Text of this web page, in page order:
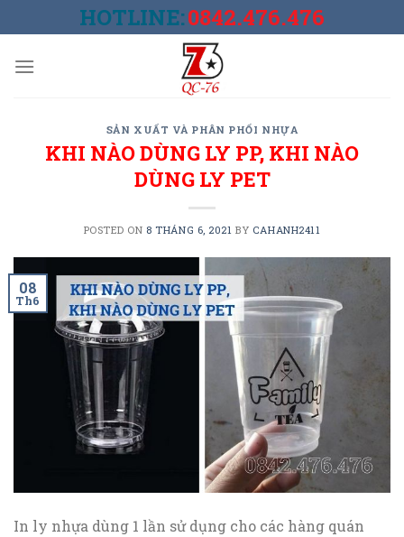
to
HOTLINE:0842.476.476
SẢN XUẤT VÀ PHÂN PHỐI NHỰA
KHI NÀO DÙNG LY PP, KHI NÀO
DÙNG LY PET
POSTED ON 8 THÁNG 6, 2021 BY CAHANH2411
08
Th6
In ly nhựa dùng 1 lần sử dụng cho các hàng quán